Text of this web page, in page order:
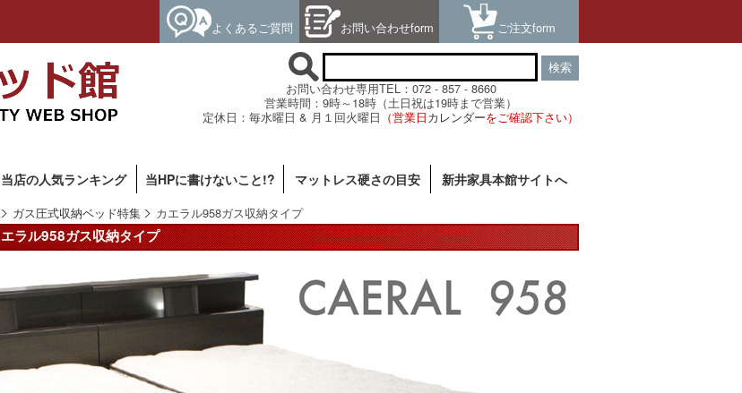
よくあるご質問 お問い合わせform ご注文form
検索
お問い合わせ専用TEL：072 - 857 - 8660
営業時間：9時～18時（土日祝は19時まで営業）
定休日：毎水曜日 & 月１回火曜日 （営業日カレンダーをご確認下さい）
当店の人気ランキング 当HPに書けないこと!? マットレス硬さの目安
新井家具本館サイトへ
ガス圧式収納ベッド特集 カエラル958ガス収納タイプ
ラル958ガス収納タイプ